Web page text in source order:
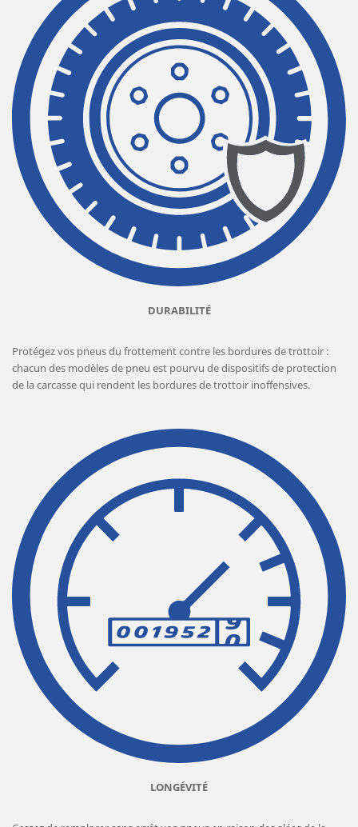
DURABILITÉ
Protégez vos pneus du frottement contre les bordures de trottoir :
chacun des modèles de pneu est pourvu de dispositifs de protection
de la carcasse qui rendent les bordures de trottoir inoffensives.
LONGÉVITÉ